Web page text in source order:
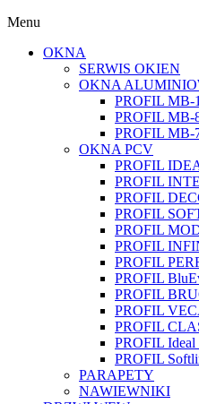
Menu
OKNA
SERWIS OKIEN
OKNA
PROFIL MB-
PROFIL MB-
PROFIL MB-
OKNA PCV
PROFIL
PROFIL
PROFIL
PROFIL
PROFIL
PROFIL
PROFIL
PROFIL
PROFIL
PROFIL
PROFIL
PROFIL Ideal
PROFIL
PARAPETY
NAWIEWNIKI